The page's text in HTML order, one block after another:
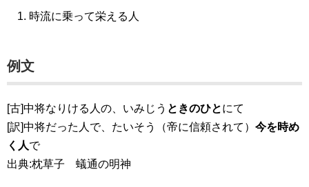
時流に乗って栄える人
例文
[古]中将なりける人の、いみじう ときのひとにて
[訳]中将だった人で、たいそう（帝に信頼されて） 今を時め
く人で
出典:枕草子 蟻通の明神